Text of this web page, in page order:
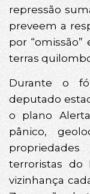
repressão
preveem a
por
terras
Durante o
deputado
o plano
pânico,
terroristas do
vizinhança